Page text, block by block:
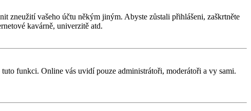
zneužití vašeho účtu někým jiným. Abyste zůstali přihlášeni, zaškrtněte
kavárně, univerzitě atd.
funkci. Online vás uvidí pouze administrátoři, moderátoři a vy sami.